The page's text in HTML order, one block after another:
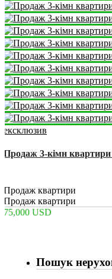
ексклюзив
Продаж 3-кімн квартири
Продаж квартири
Продаж квартири
75,000 USD
Пошук